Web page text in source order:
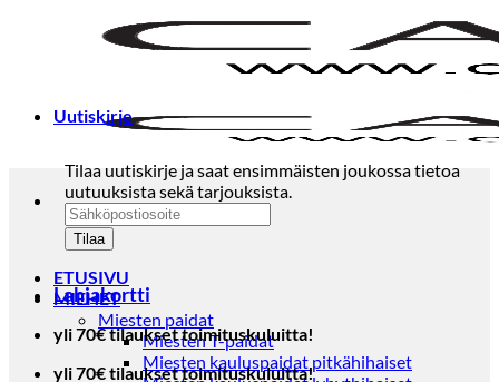
ETUSIVU
MIEHET
Miesten paidat
Miesten T-paidat
Miesten kauluspaidat pitkähihaiset
Uutiskirje
Tilaa uutiskirje ja saat ensimmäisten joukossa tietoa
uutuuksista sekä tarjouksista.
Lahjakortti
yli 70€ tilaukset toimituskuluitta!
yli 70€ tilaukset toimituskuluitta!